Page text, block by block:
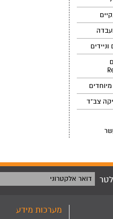
צב"ד
דואר אלקטרוני
מערכות מידע